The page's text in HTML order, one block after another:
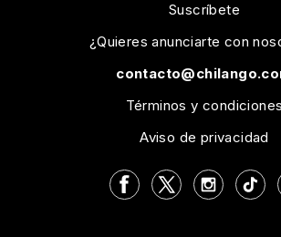
Suscríbete
¿Quieres anunciarte con
Términos y condiciones
Aviso de privacidad